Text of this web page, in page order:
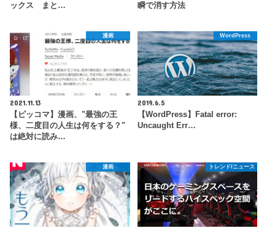
ックス まと…
瞬で消す方法
漫画
2021.11.13
【ピッコマ】漫画、"最強の王
様、二度目の人生は何をする？"
は絶対に読み…
WordPress
2019.6.5
【WordPress】Fatal error:
Uncaught Err…
漫画 トレンド/ニュース